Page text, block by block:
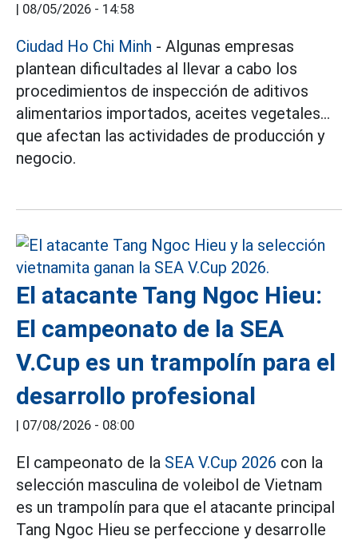
| 08/05/2026 - 14:58
Ciudad Ho Chi Minh - Algunas empresas
plantean dificultades al llevar a cabo los
procedimientos de inspección de aditivos
alimentarios importados, aceites vegetales...
que afectan las actividades de producción y
negocio.
El atacante Tang Ngoc Hieu:
El campeonato de la SEA
V.Cup es un trampolín para el
desarrollo profesional
| 07/08/2026 - 08:00
El campeonato de la SEA V.Cup 2026 con la
selección masculina de voleibol de Vietnam
es un trampolín para que el atacante principal
Tang Ngoc Hieu se perfeccione y desarrolle